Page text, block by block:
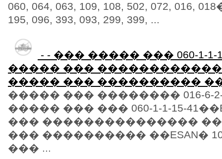
060, 064, 063, 109, 108, 502, 072, 016,
195, 096, 393, 093, 299, 399, ...
- - ��� ����� ��� 060-1-1-
����� ���
����� ��� ����������
����� ��� �������� 016-6-2-
����� ��� ��� 060-1-1-15-
��� ���������������
��� ���������� ��ESAN�
��� ...